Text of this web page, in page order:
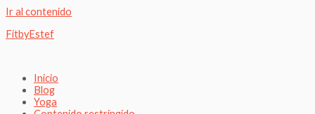
Ir al contenido
FitbyEstef
Inicio
Blog
Yoga